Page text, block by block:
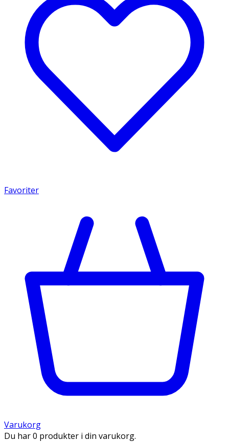
Favoriter
Varukorg
Du har 0 produkter i din varukorg.